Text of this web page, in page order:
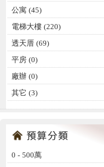
公寓 (45)
電梯大樓 (220)
透天厝 (69)
平房 (0)
廠辦 (0)
其它 (3)
0 - 500萬